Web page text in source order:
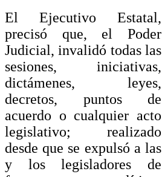
El Ejecutivo Estatal,
precisó que, el Poder
Judicial, invalidó todas las
sesiones, iniciativas,
dictámenes, leyes,
decretos, puntos de
acuerdo o cualquier acto
legislativo; realizado
desde que se expulsó a las
y los legisladores de